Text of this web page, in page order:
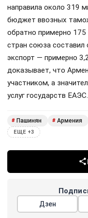
направила около 319
бюджет ввозных
обратно примерно
стран союза составил
экспорт — примерно
доказывает, что
участником, а
услуг государств ЕАЭС.
# Пашинян # Армения
ЕЩЕ +3
Дзен